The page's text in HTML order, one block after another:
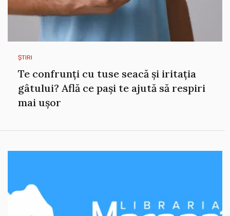
ȘTIRI
Te confrunți cu tuse seacă și iritația
gâtului? Află ce pași te ajută să respiri
mai ușor